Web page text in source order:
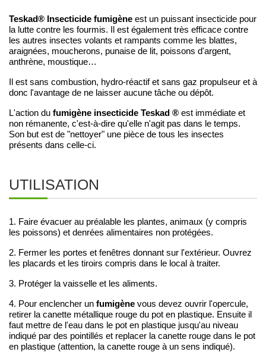
Teskad® Insecticide fumigène est un puissant insecticide pour
la lutte contre les fourmis. Il est également très efficace contre
les autres insectes volants et rampants comme les blattes,
araignées, moucherons, punaise de lit, poissons d'argent,
anthrène, moustique…
Il est sans combustion, hydro-réactif et sans gaz propulseur et à
donc l'avantage de ne laisser aucune tâche ou dépôt.
L'action du fumigène insecticide Teskad ® est immédiate et
non rémanente, c'est-à-dire qu'elle n'agit pas dans le temps.
Son but est de "nettoyer" une pièce de tous les insectes
présents dans celle-ci.
UTILISATION
1. Faire évacuer au préalable les plantes, animaux (y compris
les poissons) et denrées alimentaires non protégées.
2. Fermer les portes et fenêtres donnant sur l'extérieur. Ouvrez
les placards et les tiroirs compris dans le local à traiter.
3. Protéger la vaisselle et les aliments.
4. Pour enclencher un fumigène vous devez ouvrir l'opercule,
retirer la canette métallique rouge du pot en plastique. Ensuite il
faut mettre de l'eau dans le pot en plastique jusqu'au niveau
indiqué par des pointillés et replacer la canette rouge dans le pot
en plastique (attention, la canette rouge à un sens indiqué).